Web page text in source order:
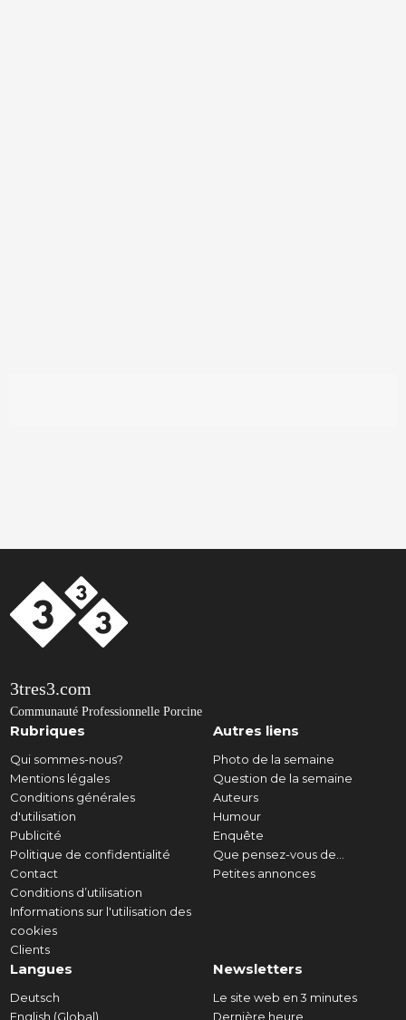
3tres3.com
Communauté Professionnelle Porcine
Rubriques
Qui sommes-nous?
Mentions légales
Conditions générales
d'utilisation
Publicité
Politique de confidentialité
Contact
Conditions d’utilisation
Informations sur l'utilisation des
cookies
Clients
Autres liens
Photo de la semaine
Question de la semaine
Auteurs
Humour
Enquête
Que pensez-vous de...
Petites annonces
Langues
Deutsch
English (Global)
Newsletters
Le site web en 3 minutes
Dernière heure